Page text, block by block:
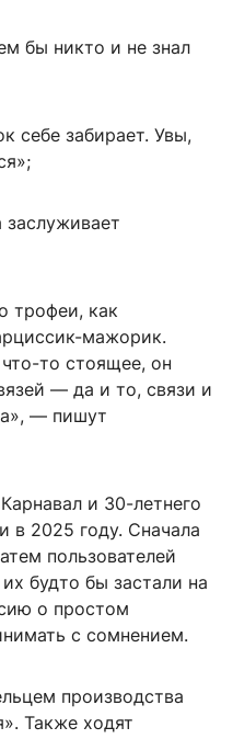
бы никто и не знал
себе забирает. Увы,
трофеи, как
мажорик.
то стоящее, он
— да и то, связи и
— пишут
и 30-летнего
в 2025 году. Сначала
пользователей
будто бы застали на
о простом
с сомнением.
производства
Также ходят